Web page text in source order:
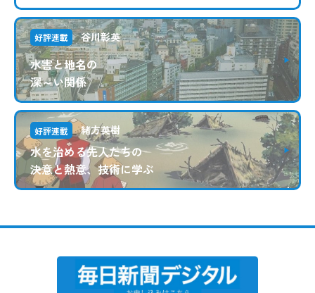
好評連載 谷川彰英
水害と地名の
深～い関係
好評連載 緒方英樹
水を治める先人たちの
決意と熱意、技術に学ぶ